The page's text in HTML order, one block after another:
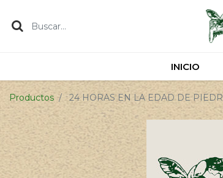
INICIO
INICIO
Productos 24 HORAS EN LA EDAD DE